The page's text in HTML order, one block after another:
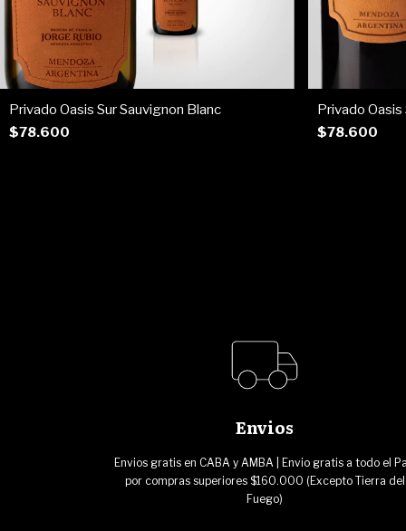
Privado Oasis Sur Sauvignon Blanc
$78.600
Privado
$78.600
Envios
Envios gratis en CABA y AMBA | Envio gratis a todo el
por compras superiores $160.000 (Excepto Tierra del
Fuego)